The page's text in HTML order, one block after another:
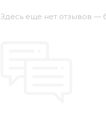
Здесь еще нет отзывов —